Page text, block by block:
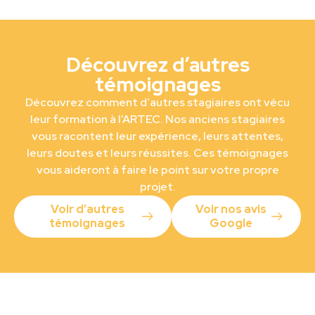
Découvrez d’autres
témoignages
Découvrez comment d’autres stagiaires ont vécu
leur formation à l’ARTEC. Nos anciens stagiaires
vous racontent leur expérience, leurs attentes,
leurs doutes et leurs réussites. Ces témoignages
vous aideront à faire le point sur votre propre
projet.
Voir d’autres
témoignages
Voir nos avis
Google